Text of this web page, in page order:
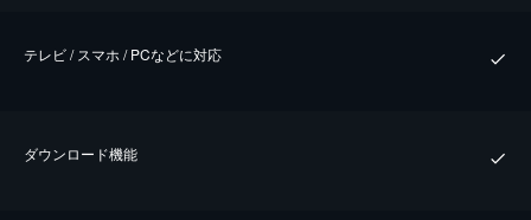
テレビ / スマホ / PCなどに対応
ダウンロード機能